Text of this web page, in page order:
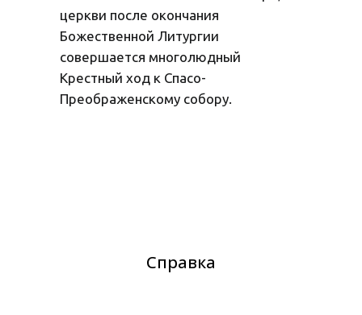
церкви после окончания
Божественной Литургии
совершается многолюдный
Крестный ход к Спасо-
Преображенскому собору.
Справка